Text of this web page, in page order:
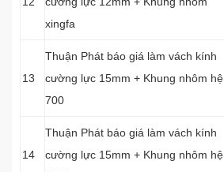
xingfa
13
Thuận Phát báo giá làm vách kính
cường lực 15mm + Khung nhôm hệ
700
14
Thuận Phát báo giá làm vách kính
cường lực 15mm + Khung nhôm hệ